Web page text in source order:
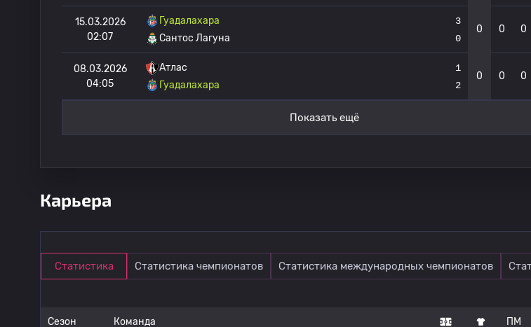
15.03.2026
02:07
Гуадалахара
Сантос Лагуна
3
0
0 0 0
08.03.2026
04:05
Атлас
Гуадалахара
1
2
0 0 0
Показать ещё
Карьера
Статистика Статистика чемпионатов Статистика международных чемпионатов
Сезон Команда ПМ